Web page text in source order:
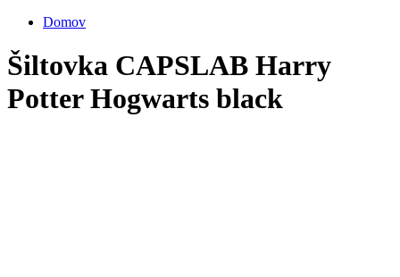
Domov
Šiltovka CAPSLAB Harry
Potter Hogwarts black